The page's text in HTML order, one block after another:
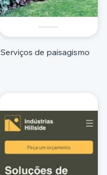
Serviços de paisagismo